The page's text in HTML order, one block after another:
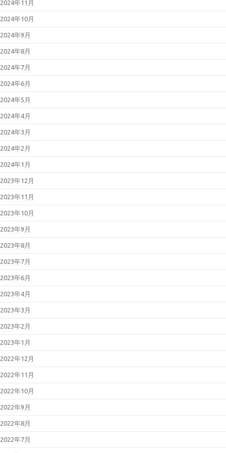
2024年11月
2024年10月
2024年9月
2024年8月
2024年7月
2024年6月
2024年5月
2024年4月
2024年3月
2024年2月
2024年1月
2023年12月
2023年11月
2023年10月
2023年9月
2023年8月
2023年7月
2023年6月
2023年4月
2023年3月
2023年2月
2023年1月
2022年12月
2022年11月
2022年10月
2022年9月
2022年8月
2022年7月